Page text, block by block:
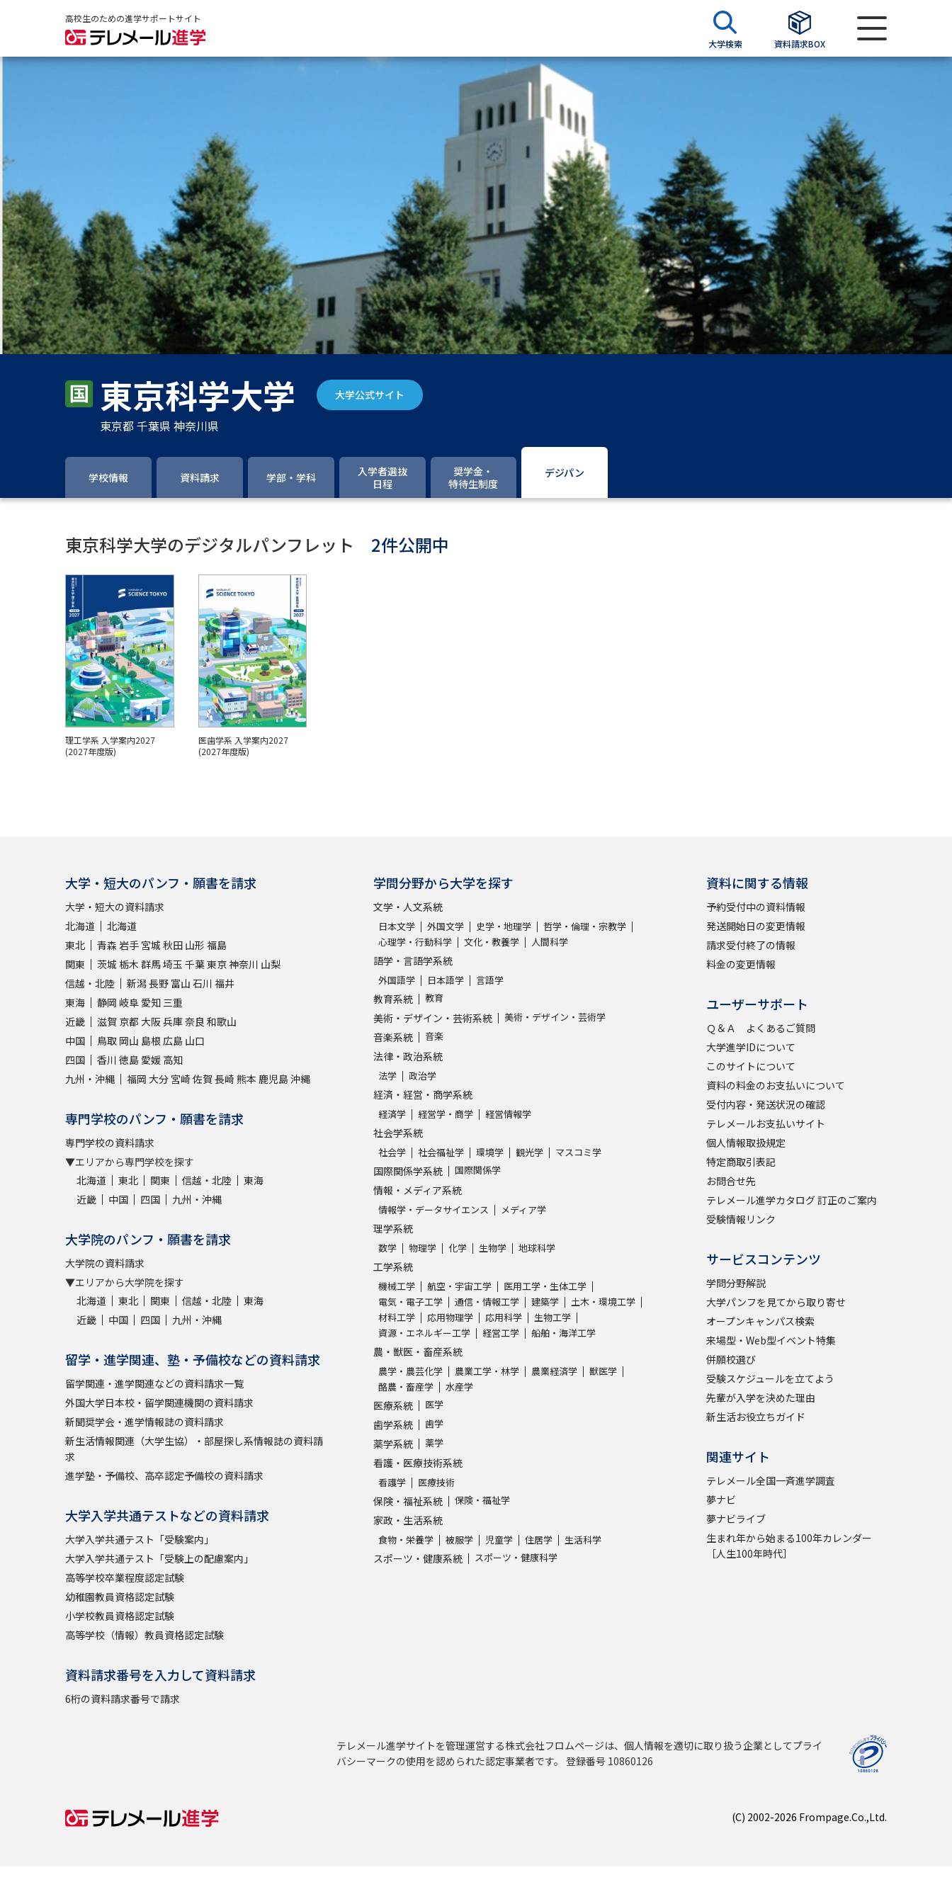
高校生のための進学サポートサイト
大学検索 資料請求BOX
資料請求
大学・短大の資料種類から請求
大学パンフ
学部・学科パンフ
総合型選抜・学校推薦型選抜 募集要項＆願書
大学入学共通テスト利用選抜の募集要項＆願書
過去問題集
大学・短大以外の資料から請求
専門学校の資料請求 大学院の資料請求
留学・進学関連、塾・予備校
大学入学共通テスト「受験案内」の請求
大学入学共通テスト「受験上の配慮案内」の請求
高等学校卒業程度認定試験
大学研究
新増設大学・学部・学科特集
併願校選び
先輩が入学を決めた理由
テレメール全国一斉進学調査
新生活お役立ちガイド
学問検索
大学で学びたい学問発見
学問の教科書 夢ナビライブ
Ｑ＆Ａ よくあるご質問
このサイトについて
資料の料金の お支払いについて 受付内容・発送状況の確認 テレメール お支払いサイト
受験情報リンク
東京科学大学 大学公式サイト
東京都 千葉県 神奈川県
学校情報 資料請求 学部・学科
入学者選抜
日程
奨学金・
特待生制度
デジパン
東京科学大学のデジタルパンフレット 2件公開中
理工学系 入学案内2027
(2027年度版)
医歯学系 入学案内2027
(2027年度版)
大学・短大のパンフ・願書を請求
大学・短大の資料請求
北海道
北海道
東北
青森 岩手 宮城 秋田 山形 福島
関東
茨城 栃木 群馬埼玉 千葉東京神奈川 山梨
信越・北陸
新潟長野 富山 石川 福井
東海
静岡 岐阜 愛知 三重
近畿
滋賀 京都 大阪兵庫奈良 和歌山
中国
鳥取 岡山 島根 広島 山口
四国
香川 徳島 愛媛 高知
九州・沖縄
福岡 大分 宮崎 佐賀 長崎 熊本 鹿児島沖縄
専門学校のパンフ・願書を請求
専門学校の資料請求
▼エリアから専門学校を探す
北海道
東北 関東 信越・北陸
東海
近畿
中国 四国 九州・沖縄
大学院のパンフ・願書を請求
大学院の資料請求
▼エリアから大学院を探す
北海道
東北 関東 信越・北陸
東海
近畿
中国 四国 九州・沖縄
留学・進学関連、塾・予備校などの資料請求
留学関連・進学関連などの資料請求一覧
外国大学日本校・留学関連機関の資料請求
新聞奨学会・進学情報誌の資料請求
新生活情報関連（大学生協）・部屋探し系情報誌の資料請
求
進学塾・予備校、高卒認定予備校の資料請求
大学入学共通テストなどの資料請求
大学入学共通テスト「受験案内」
大学入学共通テスト「受験上の配慮案内」
高等学校卒業程度認定試験
幼稚園教員資格認定試験
小学校教員資格認定試験
高等学校（情報）教員資格認定試験
資料請求番号を入力して資料請求
6桁の資料請求番号で請求
学問分野から大学を探す
文学・人文系統
日本文学 外国文学 史学・地理学
哲学・倫理・宗教学
心理学・行動科学
文化・教養学 人間科学
語学・言語学系統
外国語学 日本語学 言語学
教育系統 教育
美術・デザイン・芸術系統 美術・デザイン・芸術学
音楽系統 音楽
法律・政治系統
法学 政治学
経済・経営・商学系統
経済学 経営学・商学 経営情報学
社会学系統
社会学 社会福祉学 環境学 観光学 マスコミ学
国際関係学系統 国際関係学
情報・メディア系統
情報学・データサイエンス メディア学
理学系統
数学 物理学 化学 生物学 地球科学
工学系統
機械工学 航空・宇宙工学
医用工学・生体工学
電気・電子工学
通信・情報工学 建築学
土木・環境工学
材料工学
応用物理学 応用科学
生物工学
資源・エネルギー工学
経営工学 船舶・海洋工学
農・獣医・畜産系統
農学・農芸化学 農業工学・林学 農業経済学
獣医学
酪農・畜産学
水産学
医療系統 医学
歯学系統 歯学
薬学系統 薬学
看護・医療技術系統
看護学 医療技術
保険・福祉系統 保険・福祉学
家政・生活系統
食物・栄養学 被服学 児童学 住居学 生活科学
スポーツ・健康系統 スポーツ・健康科学
資料に関する情報
予約受付中の資料情報
発送開始日の変更情報
請求受付終了の情報
料金の変更情報
ユーザーサポート
Ｑ＆Ａ よくあるご質問
大学進学IDについて
このサイトについて
資料の料金のお支払いについて
受付内容・発送状況の確認
テレメールお支払いサイト
個人情報取扱規定
特定商取引表記
お問合せ先
テレメール進学カタログ 訂正のご案内
受験情報リンク
サービスコンテンツ
学問分野解説
大学パンフを見てから取り寄せ
オープンキャンパス検索
来場型・Web型イベント特集
併願校選び
受験スケジュールを立てよう
先輩が入学を決めた理由
新生活お役立ちガイド
関連サイト
テレメール全国一斉進学調査
夢ナビ
夢ナビライブ
生まれ年から始まる100年カレンダー
［人生100年時代］
テレメール進学サイトを管理運営する株式会社フロムページは、個人情報を適切に取り扱う企業としてプライ
バシーマークの使用を認められた認定事業者です。 登録番号 10860126
(C) 2002-2026 Frompage.Co.,Ltd.